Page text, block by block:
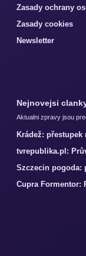
Zasady ochrany
Zasady cookies
Newsletter
Nejnovejsi
Aktualni zpravy jsou
Krádež:
tvrepublika.pl:
Szczecin pogoda:
Cupra Formentor: